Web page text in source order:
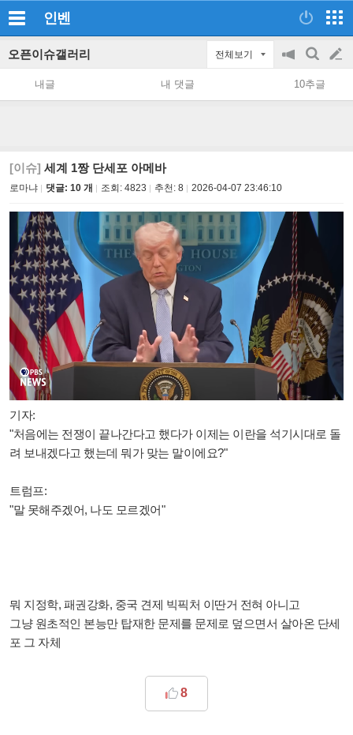
인벤
오픈이슈갤러리 전체보기
공
지
on/off
검
색
글
쓰
내글 내 댓글 10추글
[이슈] 세계 1짱 단세포 아메바
로마냐 댓글: 10 개 조회: 4823 추천: 8 2026-04-07 23:46:10
기자:
"처음에는 전쟁이 끝나간다고 했다가 이제는 이란을 석기시대로 돌
려 보내겠다고 했는데 뭐가 맞는 말이에요?"
트럼프:
"말 못해주겠어, 나도 모르겠어"
뭐 지정학, 패권강화, 중국 견제 빅픽처 이딴거 전혀 아니고
그냥 원초적인 본능만 탑재한 문제를 문제로 덮으면서 살아온 단세
포 그 자체
8